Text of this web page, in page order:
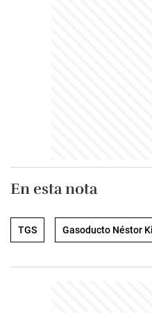
En esta nota
TGS Gasoducto Néstor